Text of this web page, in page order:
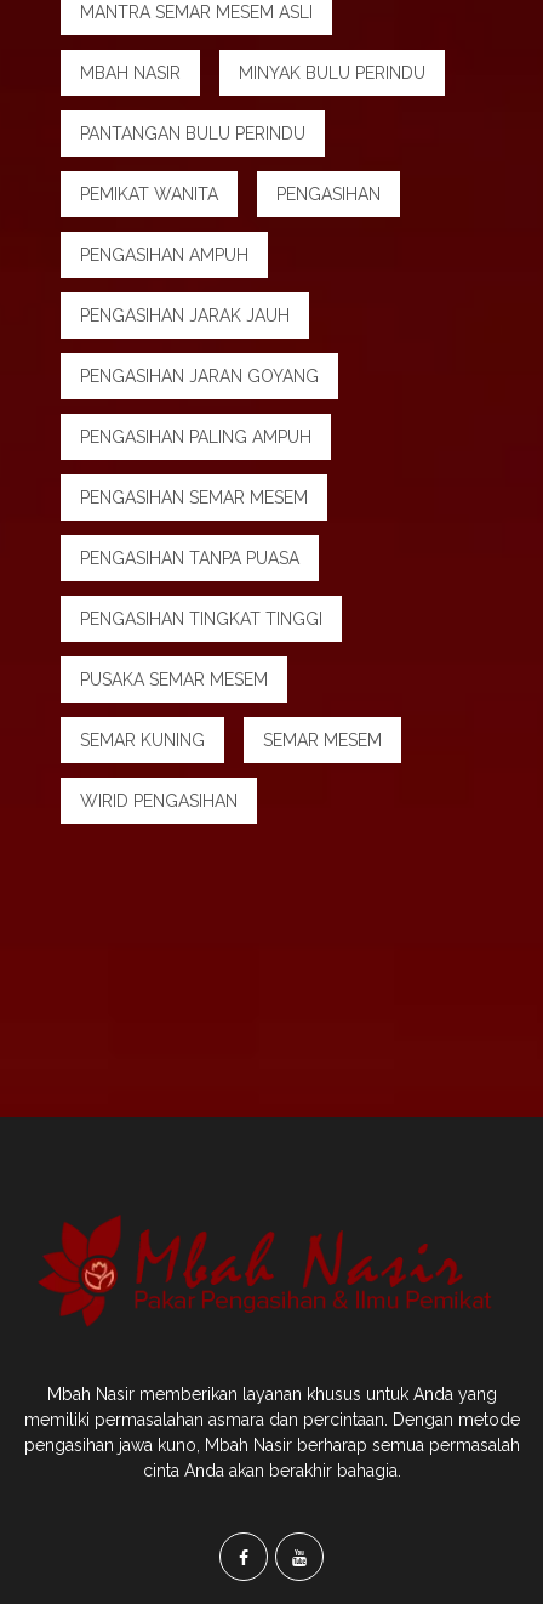
MANTRA SEMAR MESEM ASLI
MBAH NASIR MINYAK BULU PERINDU
PANTANGAN BULU PERINDU
PEMIKAT WANITA PENGASIHAN
PENGASIHAN AMPUH
PENGASIHAN JARAK JAUH
PENGASIHAN JARAN GOYANG
PENGASIHAN PALING AMPUH
PENGASIHAN SEMAR MESEM
PENGASIHAN TANPA PUASA
PENGASIHAN TINGKAT TINGGI
PUSAKA SEMAR MESEM
SEMAR KUNING SEMAR MESEM
WIRID PENGASIHAN
Mbah Nasir memberikan layanan khusus untuk Anda yang
memiliki permasalahan asmara dan percintaan. Dengan metode
pengasihan jawa kuno, Mbah Nasir berharap semua permasalah
cinta Anda akan berakhir bahagia.